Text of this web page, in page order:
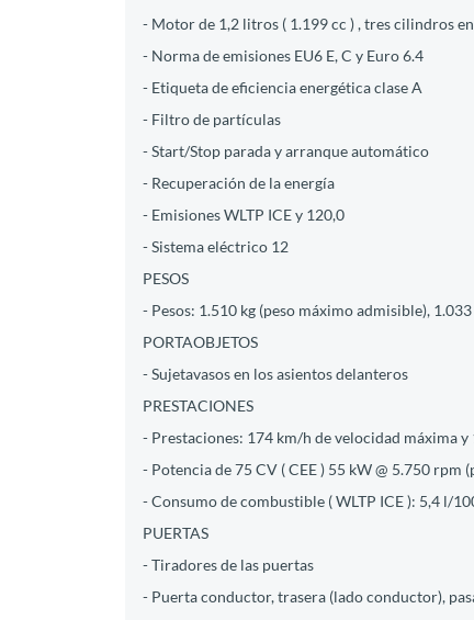
- Motor de 1,2 litros ( 1.199 cc ) , tres cilindros
- Norma de emisiones EU6 E, C y Euro 6.4
- Etiqueta de eficiencia energética clase A
- Filtro de partículas
- Start/Stop parada y arranque automático
- Recuperación de la energía
- Emisiones WLTP ICE y 120,0
- Sistema eléctrico 12
PESOS
- Pesos: 1.510 kg (peso máximo admisible),
PORTAOBJETOS
- Sujetavasos en los asientos delanteros
PRESTACIONES
- Prestaciones: 174 km/h de velocidad máxima
- Potencia de 75 CV ( CEE ) 55 kW @ 5.750
- Consumo de combustible ( WLTP ICE ): 5,4 l/
PUERTAS
- Tiradores de las puertas
- Puerta conductor, trasera (lado conductor),